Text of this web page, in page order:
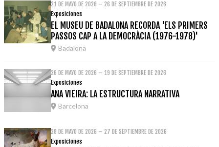
21 DE MAYO DE 2026 – 26 DE SEPTIEMBRE DE 2026
Exposiciones
EL MUSEU DE BADALONA RECORDA 'ELS PRIMERS
PASSOS CAP A LA DEMOCRÀCIA (1976-1978)'
Badalona
26 DE MAYO DE 2026 – 19 DE SEPTIEMBRE DE 2026
Exposiciones
ANA VIEIRA: LA ESTRUCTURA NARRATIVA
Barcelona
28 DE MAYO DE 2026 – 27 DE SEPTIEMBRE DE 2026
Exposiciones